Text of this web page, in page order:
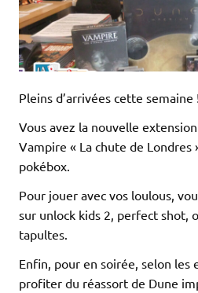
Pleins d’arrivées cette semaine
Vous avez la nouvelle
Vampire « La chute de Londres
pokébox.
Pour jouer avec vos loulous,
sur unlock kids 2, perfect shot,
tapultes.
Enfin, pour en soirée, selon les
profiter du réassort de Dune